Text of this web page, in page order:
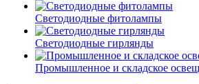
Светодиодные фитолампы
Светодиодные гирлянды
Промышленное и складское